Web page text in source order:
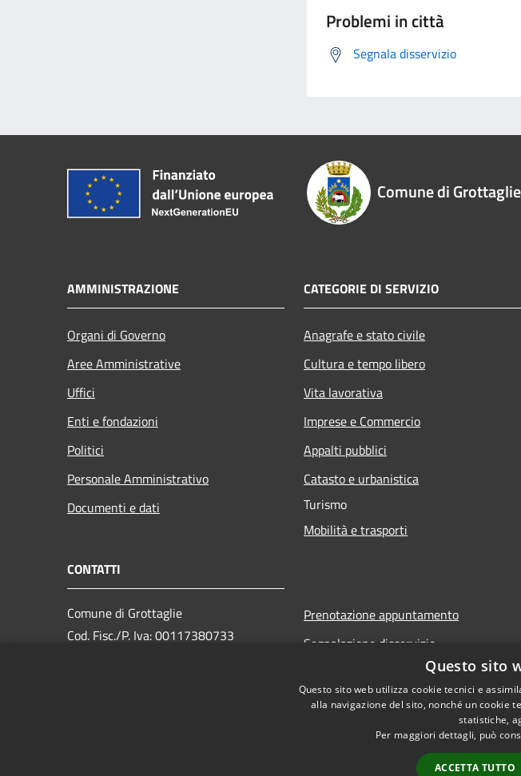
Problemi in città
Segnala disservizio
Comune di Grottaglie
AMMINISTRAZIONE
Organi di Governo
Aree Amministrative
Uffici
Enti e fondazioni
Politici
Personale Amministrativo
Documenti e dati
CATEGORIE DI SERVIZIO
Anagrafe e stato civile
Cultura e tempo libero
Vita lavorativa
Imprese e Commercio
Appalti pubblici
Catasto e urbanistica
Turismo
Mobilità e trasporti
CONTATTI
Comune di Grottaglie
Cod. Fisc./P. Iva: 00117380733
Prenotazione appuntamento
Segnalazione disservizio
Richiesta assistenza
Questo sito
Questo sito web utilizza cookie tecnici e
alla navigazione del sito, nonché un cookie
statistiche,
Per maggiori dettagli, può
ACCETTA TUTTO